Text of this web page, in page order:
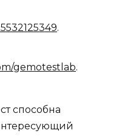
.
gemotestlab.
способна